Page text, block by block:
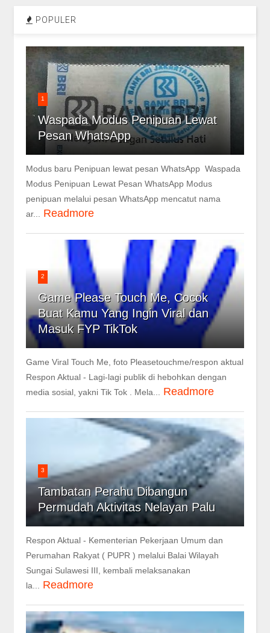
POPULER
1
Waspada Modus Penipuan Lewat
Pesan WhatsApp
Modus baru Penipuan lewat pesan WhatsApp Waspada
Modus Penipuan Lewat Pesan WhatsApp Modus
penipuan melalui pesan WhatsApp mencatut nama
ar... Readmore
2
Game Please Touch Me, Cocok
Buat Kamu Yang Ingin Viral dan
Masuk FYP TikTok
Game Viral Touch Me, foto Pleasetouchme/respon aktual
Respon Aktual - Lagi-lagi publik di hebohkan dengan
media sosial, yakni Tik Tok . Mela... Readmore
3
Tambatan Perahu Dibangun
Permudah Aktivitas Nelayan Palu
Respon Aktual - Kementerian Pekerjaan Umum dan
Perumahan Rakyat ( PUPR ) melalui Balai Wilayah
Sungai Sulawesi III, kembali melaksanakan
la... Readmore